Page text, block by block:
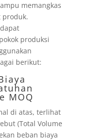
memangkas
produk.
produksi
berikut:
MOQ
di atas, terlihat
(Total Volume
beban biaya